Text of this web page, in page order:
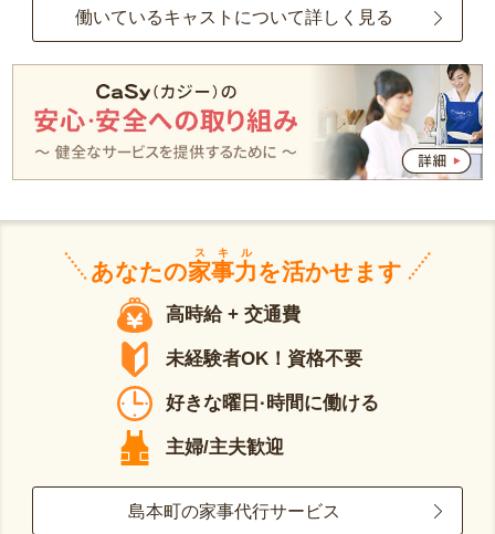
働いているキャストについて詳しく見る
あなたの家事力
スキル
を活かせます
高時給 + 交通費
未経験者OK！資格不要
好きな曜日·時間に働ける
主婦/主夫歓迎
島本町の家事代行サービス